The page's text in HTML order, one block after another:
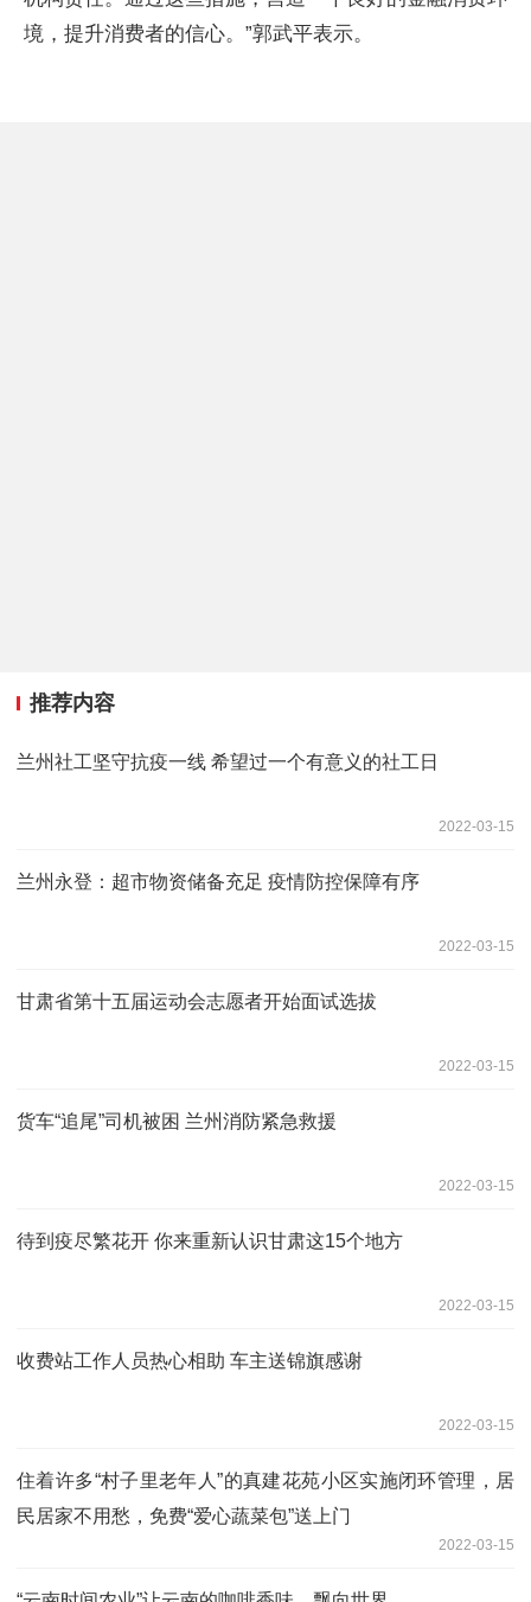
境，提升消费者的信心。”郭武平表示。
推荐内容
兰州社工坚守抗疫一线 希望过一个有意义的社工日
2022-03-15
兰州永登：超市物资储备充足 疫情防控保障有序
2022-03-15
甘肃省第十五届运动会志愿者开始面试选拔
2022-03-15
货车“追尾”司机被困 兰州消防紧急救援
2022-03-15
待到疫尽繁花开 你来重新认识甘肃这15个地方
2022-03-15
收费站工作人员热心相助 车主送锦旗感谢
2022-03-15
住着许多“村子里老年人”的真建花苑小区实施闭环管理，居
民居家不用愁，免费“爱心蔬菜包”送上门
2022-03-15